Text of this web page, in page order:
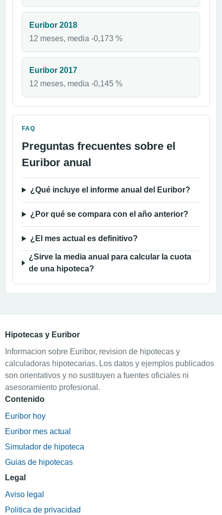
Euribor 2018
12 meses, media -0,173 %
Euribor 2017
12 meses, media -0,145 %
FAQ
Preguntas frecuentes sobre el
Euribor anual
¿Qué incluye el informe anual del Euribor?
¿Por qué se compara con el año anterior?
¿El mes actual es definitivo?
¿Sirve la media anual para calcular la cuota
de una hipoteca?
Hipotecas y Euribor
Informacion sobre Euribor, revision de hipotecas y
calculadoras hipotecarias. Los datos y ejemplos publicados
son orientativos y no sustituyen a fuentes oficiales ni
asesoramiento profesional.
Contenido
Euribor hoy
Euribor mes actual
Simulador de hipoteca
Guias de hipotecas
Legal
Aviso legal
Politica de privacidad